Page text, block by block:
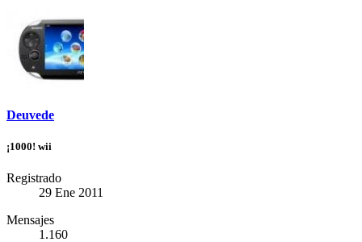
Deuvede
¡1000! wii
Registrado
29 Ene 2011
Mensajes
1.160